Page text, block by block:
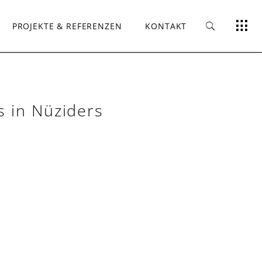
PROJEKTE & REFERENZEN KONTAKT
in Nüziders